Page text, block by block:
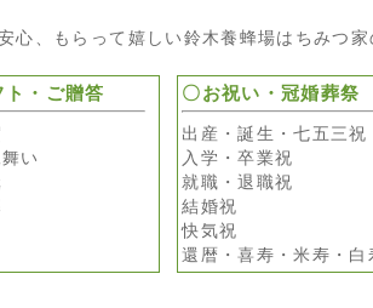
心、もらって嬉しい鈴木養蜂場はちみつ
ト・ご贈答
い
〇お祝い・冠婚葬祭
出産・誕生・七五三祝
入学・卒業祝
就職・退職祝
結婚祝
快気祝
還暦・喜寿・米寿・白